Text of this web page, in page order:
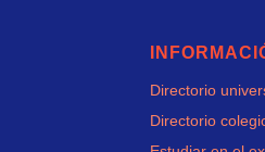
Directorio
Directorio